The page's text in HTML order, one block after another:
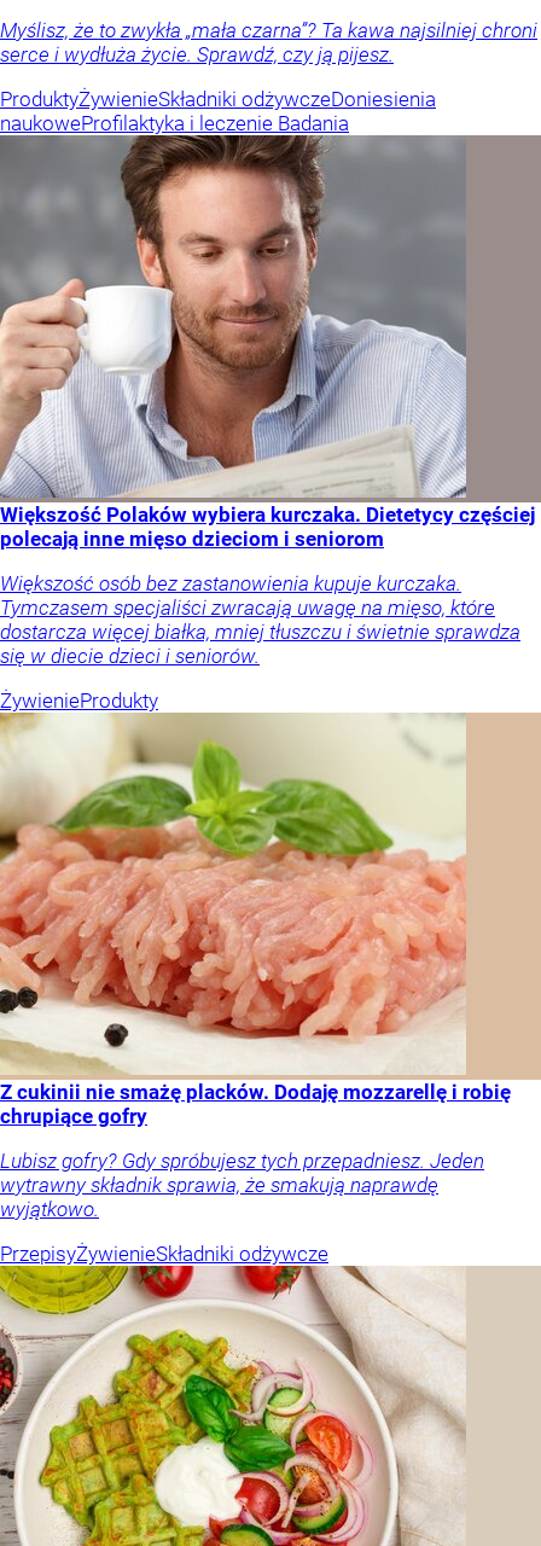
Myślisz, że to zwykła „mała czarna”? Ta kawa najsilniej chroni
serce i wydłuża życie. Sprawdź, czy ją pijesz.
ProduktyŻywienieSkładniki odżywczeDoniesienia
naukoweProfilaktyka i leczenie Badania
Większość Polaków wybiera kurczaka. Dietetycy częściej
polecają inne mięso dzieciom i seniorom
Większość osób bez zastanowienia kupuje kurczaka.
Tymczasem specjaliści zwracają uwagę na mięso, które
dostarcza więcej białka, mniej tłuszczu i świetnie sprawdza
się w diecie dzieci i seniorów.
ŻywienieProdukty
Z cukinii nie smażę placków. Dodaję mozzarellę i robię
chrupiące gofry
Lubisz gofry? Gdy spróbujesz tych przepadniesz. Jeden
wytrawny składnik sprawia, że smakują naprawdę
wyjątkowo.
PrzepisyŻywienieSkładniki odżywcze